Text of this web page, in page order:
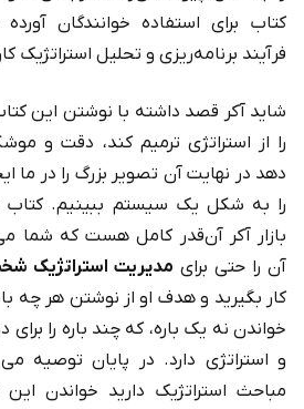
کتاب برای استفاده خوانندگان
فرآیند برنامه‌ریزی و تحلیل استراتژیک
شاید آکر قصد داشته با نوشتن این کتاب
را از استراتژی ترمیم کند، دقت‌ و
دهد در نهایت آن تصویر بزرگ را در ما
را به شکل یک سیستم ببینیم. کتاب
بازار آکر آن‌قدر کامل هست که شما
آن را حتی برای مدیریت استراتژیک
کار بگیرید و هدف‌ او از نوشتن هر چه
خواندن نه یک باره، که چند باره را برای
و استراتژی دارد. در پایان توصیه
مباحث استراتژیک دارید خواندن